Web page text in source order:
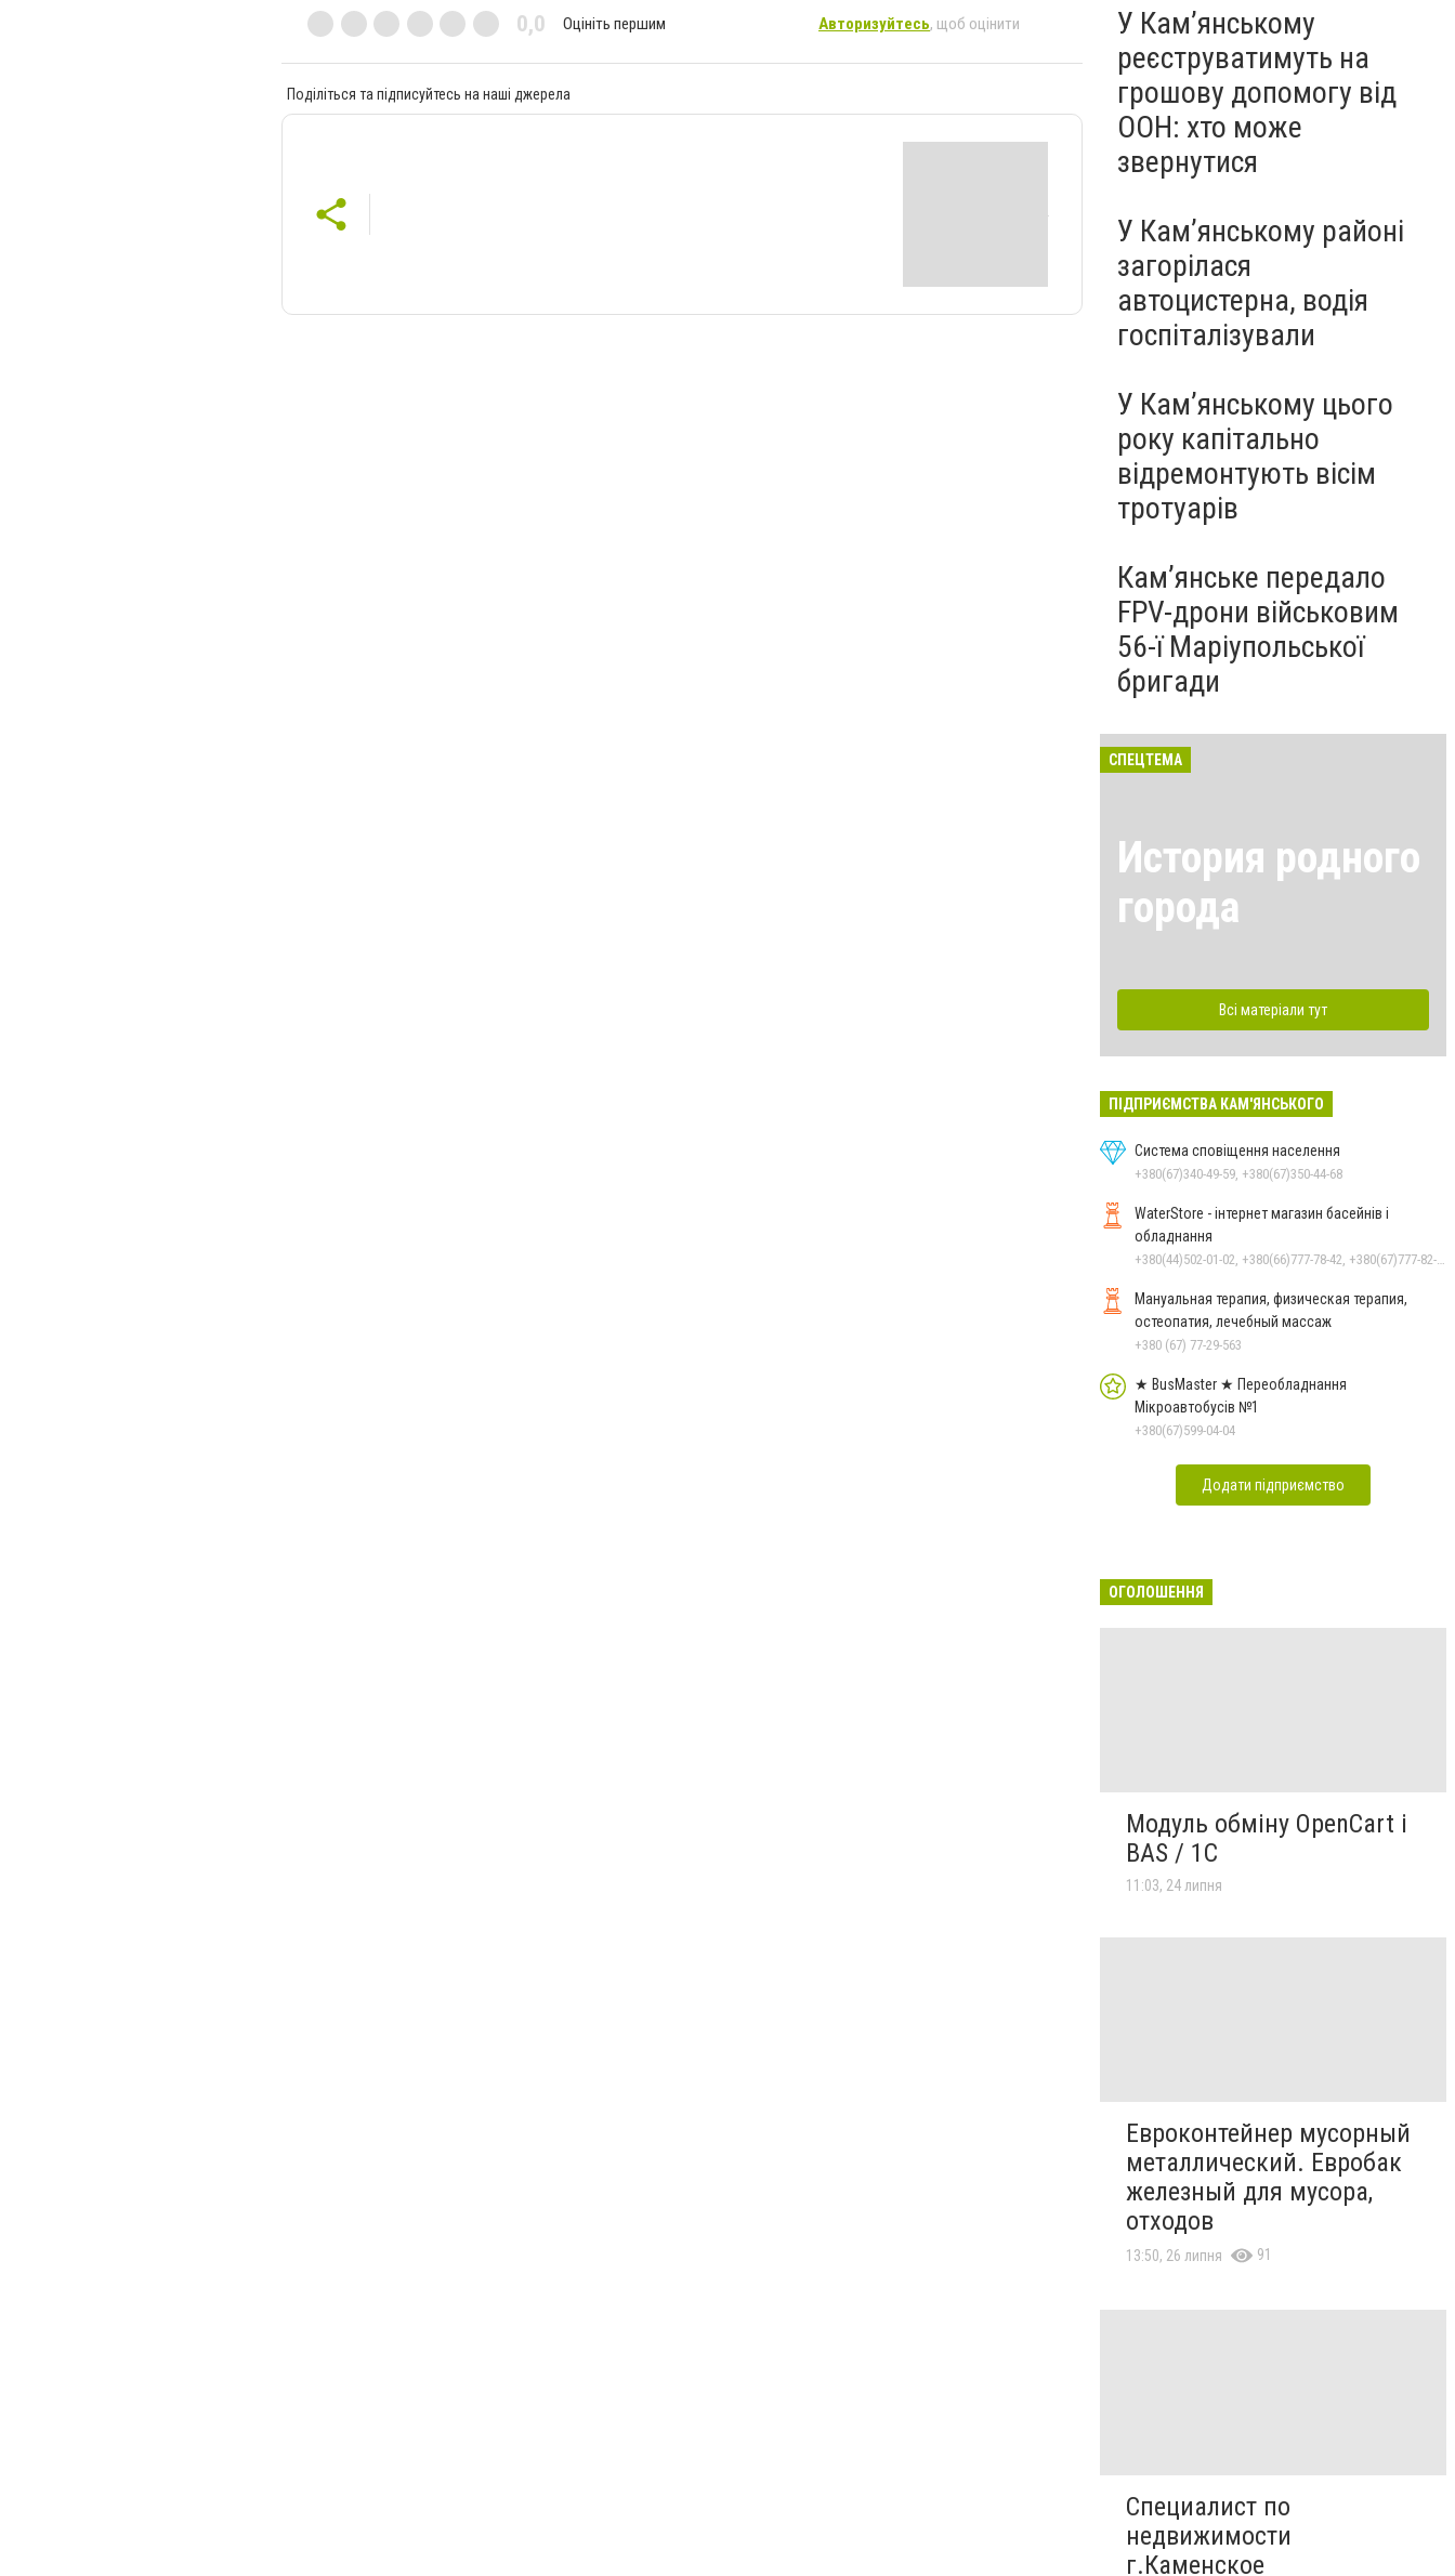
0,0 Оцініть першим Авторизуйтесь, щоб оцінити
Поділіться та підписуйтесь на наші джерела
У Кам’янському
реєструватимуть на
грошову допомогу від
ООН: хто може
звернутися
У Кам’янському районі
загорілася
автоцистерна, водія
госпіталізували
У Кам’янському цього
року капітально
відремонтують вісім
тротуарів
Кам’янське передало
FPV-дрони військовим
56-ї Маріупольської
бригади
СПЕЦТЕМА
История родного
города
Всі матеріали тут
ПІДПРИЄМСТВА КАМ'ЯНСЬКОГО
Система сповіщення населення
+380(67)340-49-59, +380(67)350-44-68
WaterStore - інтернет магазин басейнів і
обладнання
Мануальная терапия, физическая терапия,
остеопатия, лечебный массаж
+380 (67) 77-29-563
★ BusMaster ★ Переобладнання
Мікроавтобусів №1
+380(67)599-04-04
Додати підприємство
ОГОЛОШЕННЯ
Модуль обміну OpenCart і
BAS / 1С
11:03, 24 липня
Евроконтейнер мусорный
металлический. Евробак
железный для мусора,
отходов
13:50, 26 липня 91
Специалист по
недвижимости
г.Каменское